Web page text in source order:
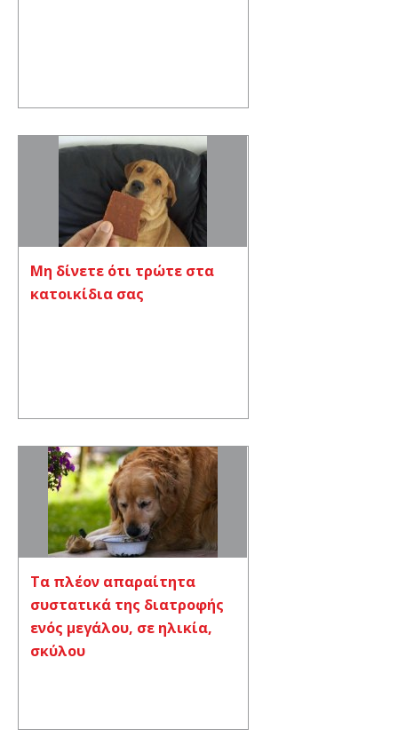
Μη δίνετε ότι τρώτε στα
κατοικίδια σας
Τα πλέον απαραίτητα
συστατικά της διατροφής
ενός μεγάλου, σε ηλικία,
σκύλου